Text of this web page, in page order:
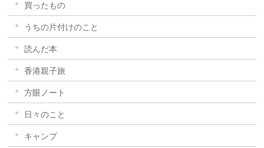
買ったもの
うちの片付けのこと
読んだ本
香港親子旅
方眼ノート
日々のこと
キャンプ